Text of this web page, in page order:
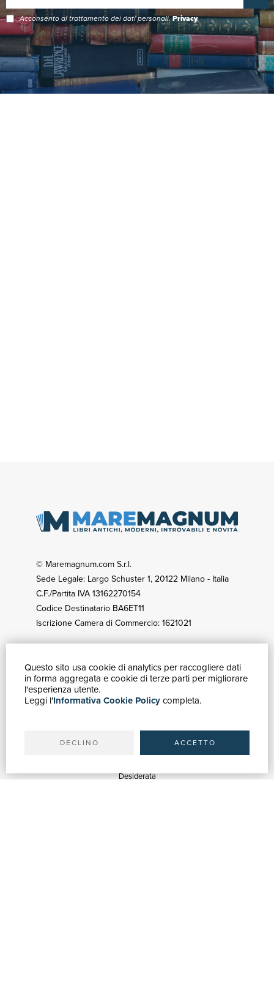
Questo sito usa cookie di analytics per raccogliere dati
in forma aggregata e cookie di terze parti per migliorare
l'esperienza utente.
Leggi l'Informativa Cookie Policycompleta.
DECLINO ACCETTO
Acconsento al trattamento dei dati personali.Privacy
© Maremagnum.com S.r.l.
Sede Legale: Largo Schuster 1, 20122 Milano - Italia
C.F./Partita IVA 13162270154
Codice Destinatario BA6ET11
Iscrizione Camera di Commercio: 1621021
GUIDA ACQUISTI
Catalogo
Ricerca avanzata
Spedizioni
Desiderata